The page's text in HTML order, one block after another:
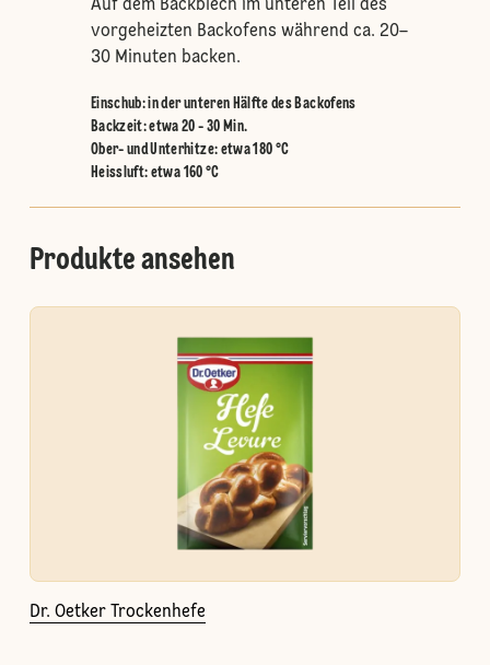
Auf dem Backblech im unteren Teil des
vorgeheizten Backofens während ca. 20–
30 Minuten backen.
Einschub:in der unteren Hälfte des Backofens
Backzeit: etwa 20 - 30 Min.
Ober- und Unterhitze: etwa 180 °C
Heissluft: etwa 160 °C
Produkte ansehen
Dr. Oetker Trockenhefe